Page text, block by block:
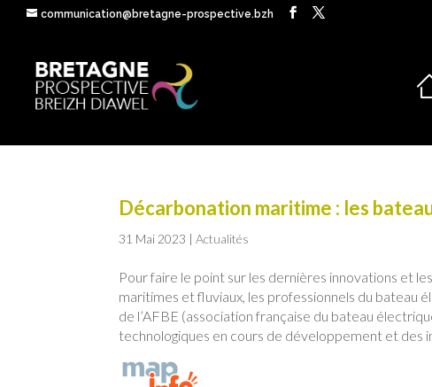
communication@bretagne-prospective.bzh
Décarbonation maritime : les
31 Mai 2023 |Actualités
Pour faire le point sur les dernières innovations et
maritimes et fluviaux, les professionnels du bateau
de l’AFBE (association française du bateau
technologiques en cours de développement et des